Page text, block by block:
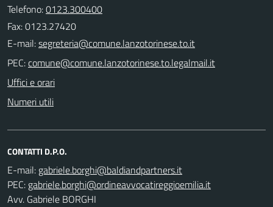
Telefono:0123.300400
Fax: 0123.27420
E-mail:
PEC:
Uffici e orari
Numeri utili
CONTATTI D.P.O.
E-mail:
PEC:
Avv. Gabriele BORGHI